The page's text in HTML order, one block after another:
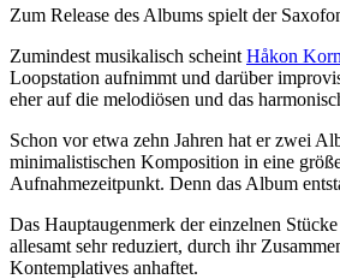
Zum Release des Albums spielt der
Zumindest musikalisch scheint Håkon
Loopstation aufnimmt und darüber
eher auf die melodiösen und das
Schon vor etwa zehn Jahren hat er zwei
minimalistischen Komposition in eine
Aufnahmezeitpunkt. Denn das Album
Das Hauptaugenmerk der einzelnen
allesamt sehr reduziert, durch ihr
Kontemplatives anhaftet.